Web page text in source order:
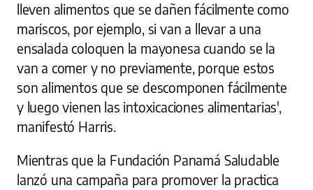
lleven alimentos que se dañen fácilmente como
mariscos, por ejemplo, si van a llevar a una
ensalada coloquen la mayonesa cuando se la
van a comer y no previamente, porque estos
son alimentos que se descomponen fácilmente
y luego vienen las intoxicaciones alimentarias',
manifestó Harris.
Mientras que la Fundación Panamá Saludable
lanzó una campaña para promover la practica